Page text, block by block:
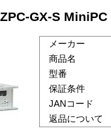
GX-S MiniPC
メーカー
商品名
型番
保証条件
JANコード
返品について